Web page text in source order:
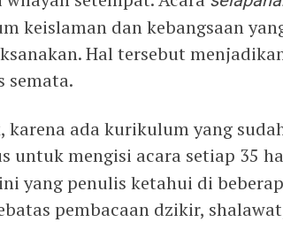
keislaman dan kebangsaan
Hal tersebut
semata.
karena ada kurikulum yang
untuk mengisi acara setiap 35
yang penulis ketahui di
pembacaan dzikir,